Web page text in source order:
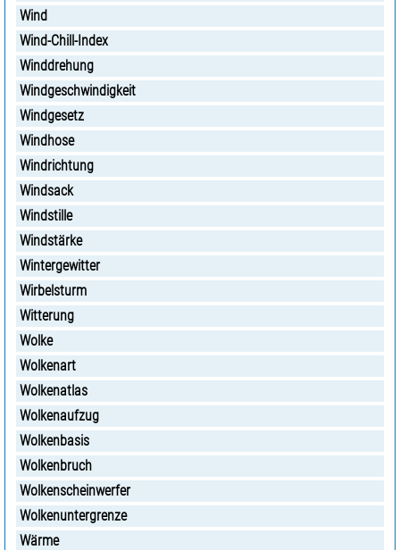
Wind
Wind-Chill-Index
Winddrehung
Windgeschwindigkeit
Windgesetz
Windhose
Windrichtung
Windsack
Windstille
Windstärke
Wintergewitter
Wirbelsturm
Witterung
Wolke
Wolkenart
Wolkenatlas
Wolkenaufzug
Wolkenbasis
Wolkenbruch
Wolkenscheinwerfer
Wolkenuntergrenze
Wärme